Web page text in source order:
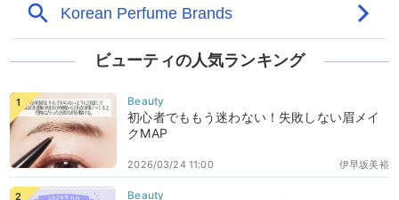
ビューティの人気ランキング
初心者でももう迷わない！失敗しない眉メイ
クMAP
伊早坂美裕
2026/03/24 11:00